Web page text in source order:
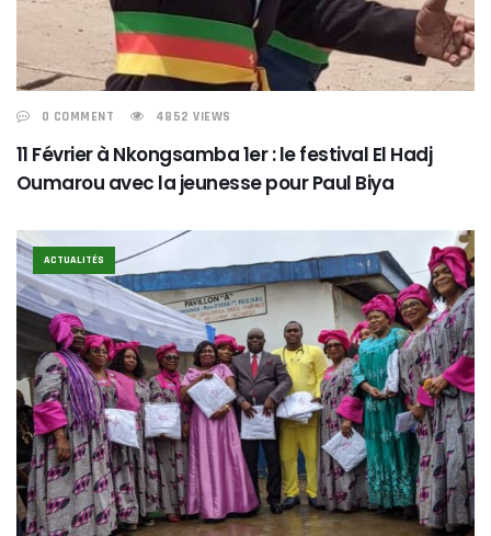
0 COMMENT 4852 VIEWS
11 Février à Nkongsamba 1er : le festival El Hadj
Oumarou avec la jeunesse pour Paul Biya
ACTUALITÉS